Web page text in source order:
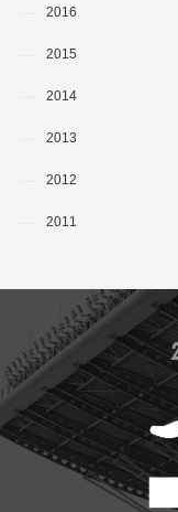
2016
2015
2014
2013
2012
2011